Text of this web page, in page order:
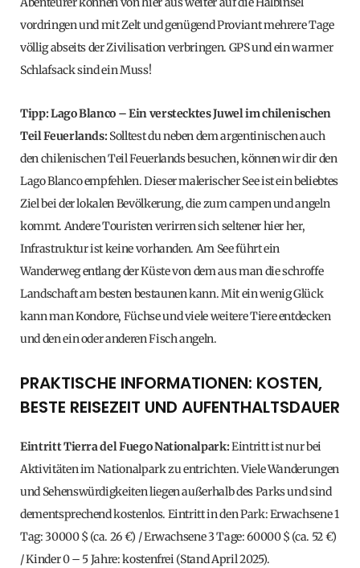
vordringen und mit Zelt und genügend Proviant mehrere Tage
völlig abseits der Zivilisation verbringen. GPS und ein warmer
Schlafsack sind ein Muss!
Tipp: Lago Blanco – Ein verstecktes Juwel im chilenischen
Teil Feuerlands:Solltest du neben dem argentinischen auch
den chilenischen Teil Feuerlands besuchen, können wir dir den
Lago Blanco empfehlen. Dieser malerischer See ist ein beliebtes
Ziel bei der lokalen Bevölkerung, die zum campen und angeln
kommt. Andere Touristen verirren sich seltener hier her,
Infrastruktur ist keine vorhanden. Am See führt ein
Wanderweg entlang der Küste von dem aus man die schroffe
Landschaft am besten bestaunen kann. Mit ein wenig Glück
kann man Kondore, Füchse und viele weitere Tiere entdecken
und den ein oder anderen Fisch angeln.
PRAKTISCHE INFORMATIONEN: KOSTEN,
BESTE REISEZEIT UND AUFENTHALTSDAUER
Eintritt Tierra del Fuego Nationalpark:Eintritt ist nur bei
Aktivitäten im Nationalpark zu entrichten. Viele Wanderungen
und Sehenswürdigkeiten liegen außerhalb des Parks und sind
dementsprechend kostenlos. Eintritt in den Park: Erwachsene 1
Tag: 30000 $ (ca. 26 €) / Erwachsene 3 Tage: 60000 $ (ca. 52 €)
/ Kinder 0 – 5 Jahre: kostenfrei (Stand April 2025).